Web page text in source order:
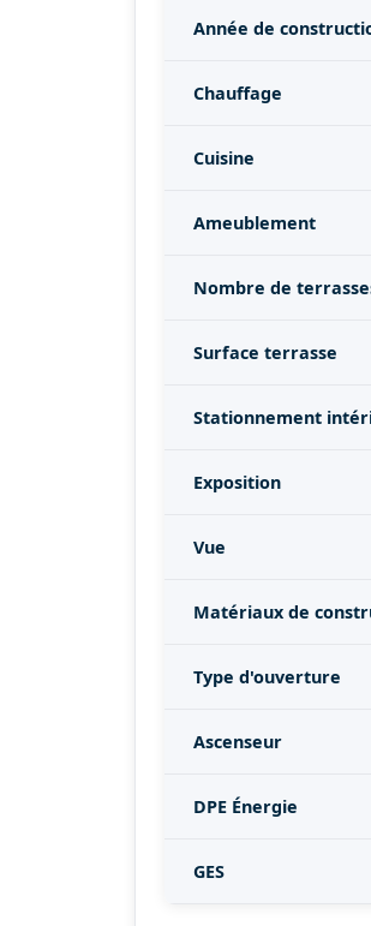
Année de
Chauffage
Cuisine
Ameublement
Nombre de
Surface terrasse
Stationnement
Exposition
Vue
Matériaux de
Type d'ouverture
Ascenseur
DPE Énergie
GES